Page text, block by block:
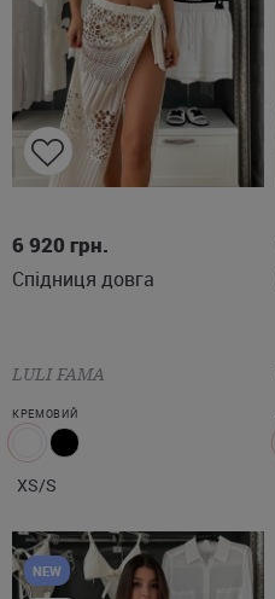
6 920 грн.
Спідниця довга
LULI FAMA
КРЕМОВИЙ
XS/S
NEW